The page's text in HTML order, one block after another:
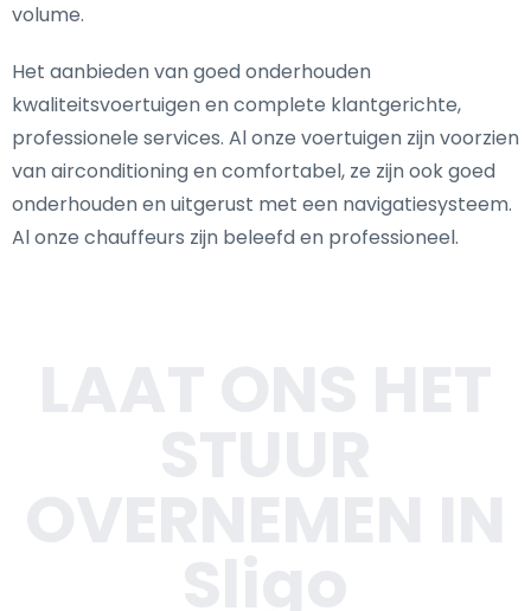
volume.
Het aanbieden van goed onderhouden
kwaliteitsvoertuigen en complete klantgerichte,
professionele services. Al onze voertuigen zijn voorzien
van airconditioning en comfortabel, ze zijn ook goed
onderhouden en uitgerust met een navigatiesysteem.
Al onze chauffeurs zijn beleefd en professioneel.